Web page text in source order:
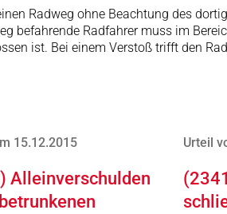
Radweg ohne Beachtung des
befahrende Radfahrer muss im
ist. Bei einem Verstoß trifft den
15.12.2015
Alleinverschulden
Urteil